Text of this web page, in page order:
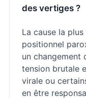
des vertiges ?
La cause la
positionnel
un changement
tension brutale
virale ou
en être